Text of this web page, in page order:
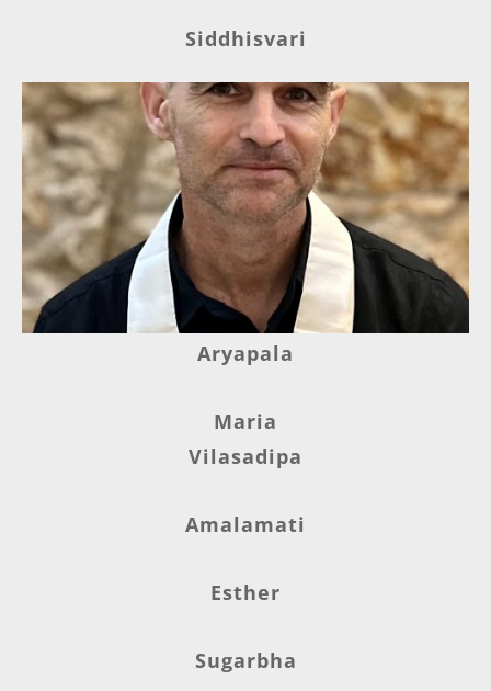
Siddhisvari
Aryapala
Maria
Vilasadipa
Amalamati
Esther
Sugarbha